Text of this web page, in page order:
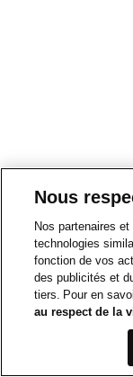
Nous
Nos partenaires
technologies
fonction de vos
des publicités et
tiers. Pour en
au respect de la